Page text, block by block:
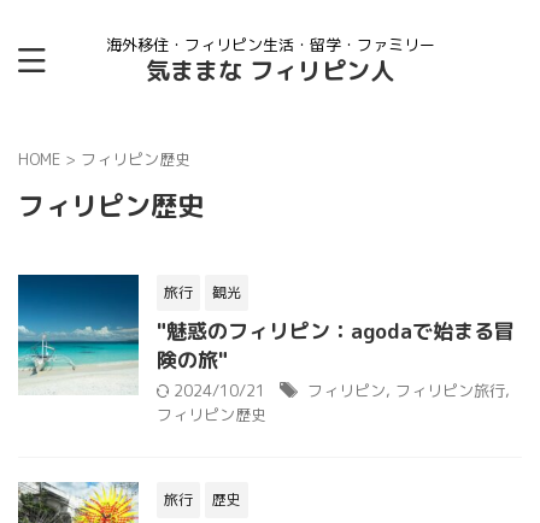
海外移住・フィリピン生活・留学・ファミリー
気ままな フィリピン人
HOME > フィリピン歴史
フィリピン歴史
旅行 観光
"魅惑のフィリピン：agodaで始まる冒
険の旅"
2024/10/21 フィリピン, フィリピン旅行,
フィリピン歴史
旅行 歴史